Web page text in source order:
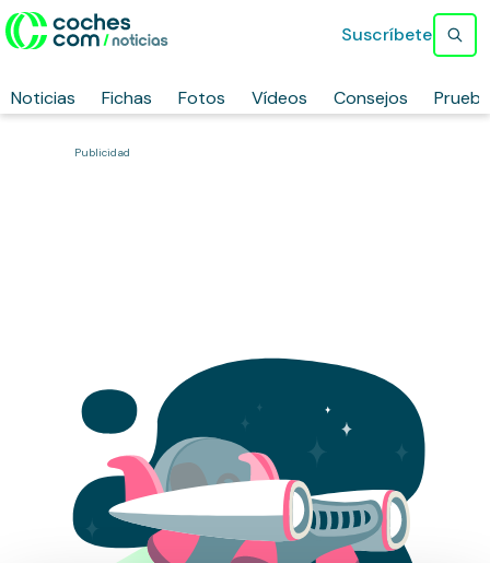
Noticias Fichas Fotos Vídeos Consejos
Suscríbete
Publicidad